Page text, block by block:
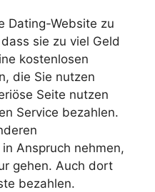
Dating-Website zu
sie zu viel Geld
kostenlosen
die Sie nutzen
Seite nutzen
Service bezahlen.
Anspruch nehmen,
gehen. Auch dort
bezahlen.